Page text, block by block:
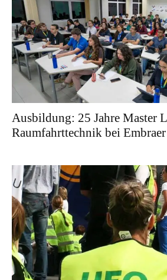
Ausbildung: 25 Jahre Master
Raumfahrttechnik bei Embraer